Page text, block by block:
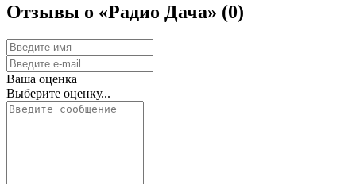
Отзывы о «Радио Дача» (0)
Ваша оценка
Выберите оценку...